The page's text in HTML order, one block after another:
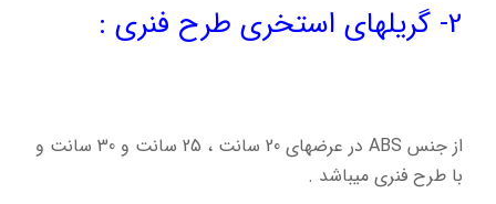
2- گریلهای استخری طرح فنری :
از جنس ABS در عرضهای 20 سانت ، 25 سانت و 30 سانت و
با طرح فنری میباشد .